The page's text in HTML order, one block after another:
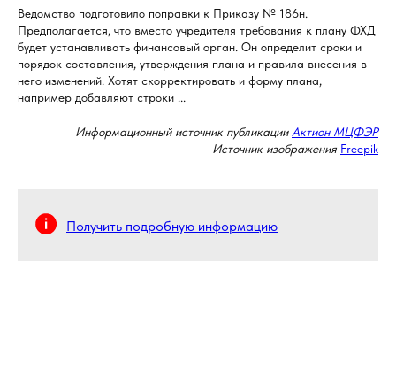
Ведомство подготовило поправки к Приказу № 186н.
Предполагается, что вместо учредителя требования к плану ФХД
будет устанавливать финансовый орган. Он определит сроки и
порядок составления, утверждения плана и правила внесения в
него изменений. Хотят скорректировать и форму плана,
например добавляют строки ...
Информационный источник публикацииАктион МЦФЭР
Источник изображения Freepik
Получить подробную информацию